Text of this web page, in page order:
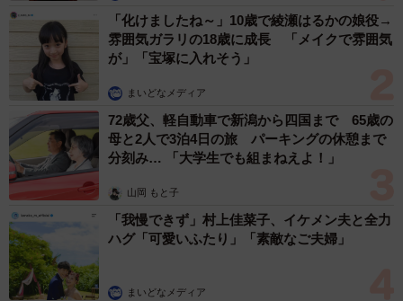
「化けましたね～」10歳で綾瀬はるかの娘役→
雰囲気ガラリの18歳に成長 「メイクで雰囲気
が」「宝塚に入れそう」
まいどなメディア
72歳父、軽自動車で新潟から四国まで 65歳の
母と2人で3泊4日の旅 パーキングの休憩まで
分刻み… 「大学生でも組まねえよ！」
山岡 もと子
「我慢できず」村上佳菜子、イケメン夫と全力
ハグ「可愛いふたり」「素敵なご夫婦」
まいどなメディア